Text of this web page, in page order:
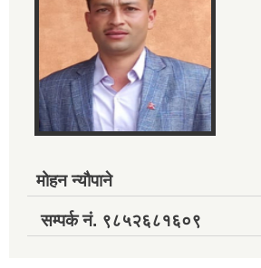
मोहन न्यौपाने
सम्पर्क नं. ९८५२६८१६०९